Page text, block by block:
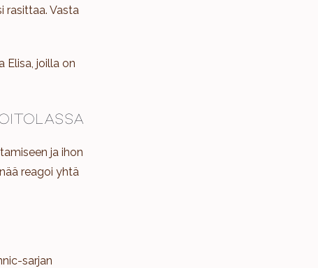
rasittaa. Vasta
Elisa, joilla on
ja ihon
reagoi yhtä
sarjan